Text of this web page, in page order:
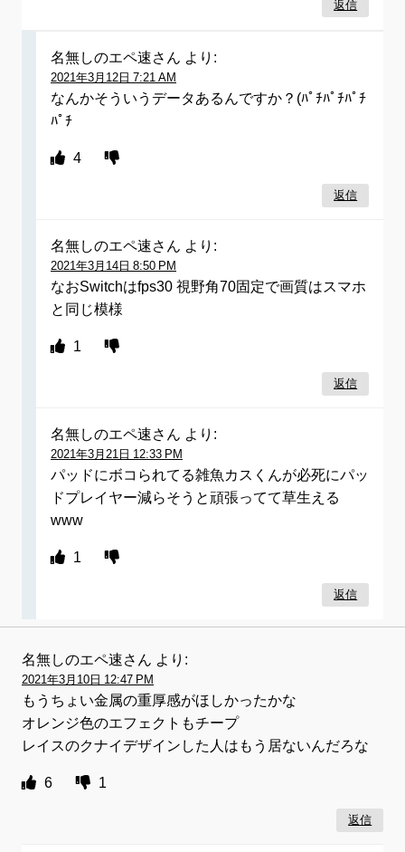
返信
名無しのエペ速さん より:
2021年3月12日 7:21 AM
なんかそういうデータあるんですか？(ﾊﾟﾁﾊﾟﾁﾊﾟﾁ
ﾊﾟﾁ
4
返信
名無しのエペ速さん より:
2021年3月14日 8:50 PM
なおSwitchはfps30 視野角70固定で画質はスマホ
と同じ模様
1
返信
名無しのエペ速さん より:
2021年3月21日 12:33 PM
パッドにボコられてる雑魚カスくんが必死にパッ
ドプレイヤー減らそうと頑張ってて草生える
www
1
返信
名無しのエペ速さん より:
2021年3月10日 12:47 PM
もうちょい金属の重厚感がほしかったかな
オレンジ色のエフェクトもチープ
レイスのクナイデザインした人はもう居ないんだろな
6 1
返信